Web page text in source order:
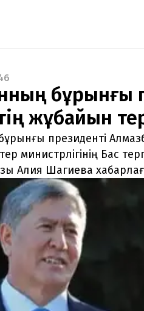
электронды
Жаңа нөмір
Тек email
бұрынғы
жұбайын
президенті
министрлігінің Бас
Алия Шагиева